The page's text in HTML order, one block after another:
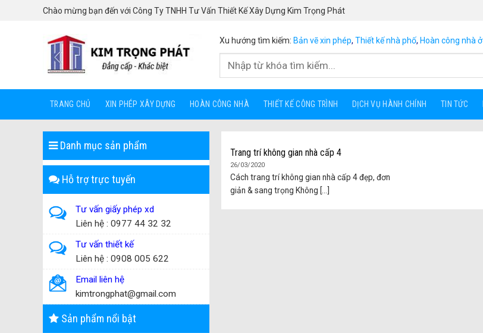
Chào mừng bạn đến với Công Ty TNHH Tư Vấn Thiết Kế Xây Dựng Kim Trọng Phát
Xu hướng tìm kiếm: Bản vẽ xin phép, Thiết kế nhà phố, Hoàn công nhà ở
TRANG CHỦ XIN PHÉP XÂY DỰNG HOÀN CÔNG NHÀ THIẾT KẾ CÔNG TRÌNH DỊCH VỤ HÀNH CHÍNH TIN TỨC
Danh mục sản phẩm
Hỗ trợ trực tuyến
Tư vấn giấy phép xd
Liên hệ : 0977 44 32 32
Tư vấn thiết kế
Liên hệ : 0908 005 622
Email liên hệ
kimtrongphat@gmail.com
Sản phẩm nổi bật
Trang trí không gian nhà cấp 4
26/03/2020
Cách trang trí không gian nhà cấp 4 đẹp, đơn
giản & sang trọng Không [...]